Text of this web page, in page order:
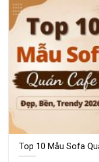
Top 10 Mẫu Sofa